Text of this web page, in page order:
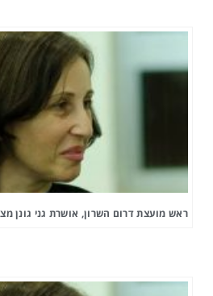
ראש מועצת דרום השרון, אושרת גני גונן